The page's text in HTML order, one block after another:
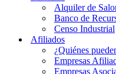
Alquiler de
Banco de
Censo Industrial
Afiliados
¿Quiénes
Empresas
Empresas